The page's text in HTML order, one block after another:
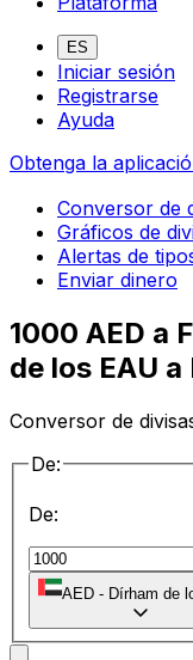
ES
Iniciar sesión
Registrarse
Ayuda
Obtenga la
Conversor de
Gráficos de
Alertas de
Enviar dinero
1000 AED a
de los EAU
Conversor de
De:
De:
AED - Dírham de